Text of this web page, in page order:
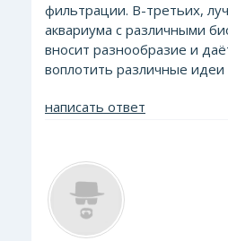
фильтрации. В-третьих,
аквариума с различными
вносит разнообразие и
воплотить различные
написать ответ